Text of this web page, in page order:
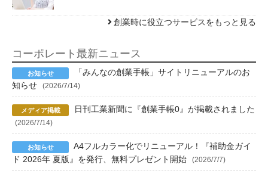
創業時に役立つサービスをもっと見る
コーポレート最新ニュース
「みんなの創業手帳」サイトリニューアルのお
知らせ
(2026/7/14)
日刊工業新聞に『創業手帳0』が掲載されました
(2026/7/14)
A4フルカラー化でリニューアル！『補助金ガイ
ド 2026年 夏版』を発行、無料プレゼント開始
(2026/7/7)